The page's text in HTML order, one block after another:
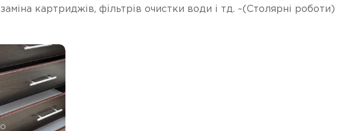
картриджів, фільтрів очистки води і тд. ~(Столярні роботи)